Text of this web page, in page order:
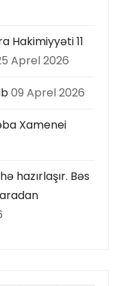
Hakimiyyəti 11
Aprel 2026
09 Aprel 2026
Xamenei
hazırlaşır. Bəs